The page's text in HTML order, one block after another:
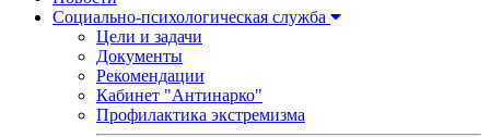
Социально-психологическая служба
Цели и задачи
Документы
Рекомендации
Кабинет "Антинарко"
Профилактика экстремизма